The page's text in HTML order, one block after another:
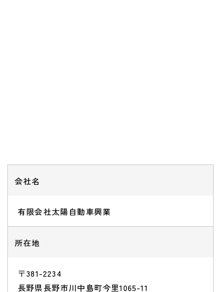
会社名
有限会社太陽自動車興業
所在地
〒381-2234
長野県長野市川中島町今里1065-11